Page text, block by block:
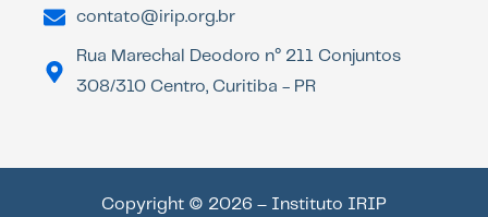
contato@irip.org.br
Rua Marechal Deodoro n° 211 Conjuntos
308/310 Centro, Curitiba - PR
Copyright © 2026 – Instituto IRIP